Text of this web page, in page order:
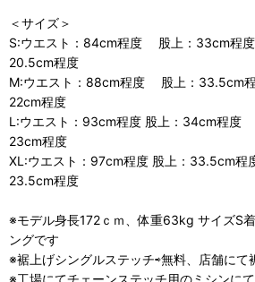
＜サイズ＞
S:ウエスト：84cm程度 股上：33cm
20.5cm程度
M:ウエスト：88cm程度 股上：33.5cm
22cm程度
L:ウエスト：93cm程度 股上：34cm程
23cm程度
XL:ウエスト：97cm程度 股上：
23.5cm程度
※モデル身長172ｃｍ、体重63kg サイズS
ングです
※裾上げシングルステッチ⇨無料、店舗にて
※工場にてチェーンステッチ用のミシンに